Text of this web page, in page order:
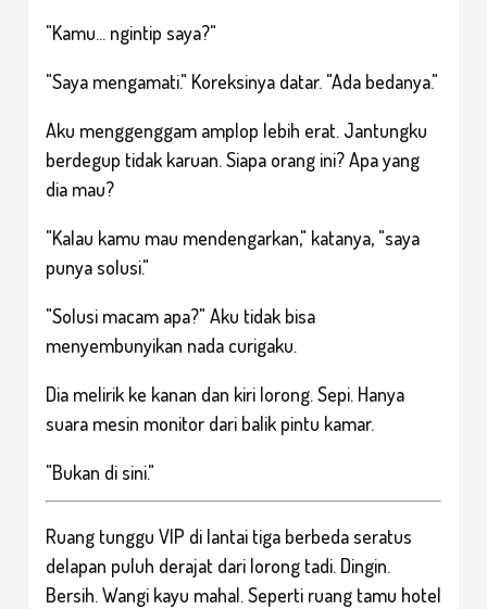
"Kamu... ngintip saya?"
"Saya mengamati." Koreksinya datar. "Ada bedanya."
Aku menggenggam amplop lebih erat. Jantungku
berdegup tidak karuan. Siapa orang ini? Apa yang
dia mau?
"Kalau kamu mau mendengarkan," katanya, "saya
punya solusi."
"Solusi macam apa?" Aku tidak bisa
menyembunyikan nada curigaku.
Dia melirik ke kanan dan kiri lorong. Sepi. Hanya
suara mesin monitor dari balik pintu kamar.
"Bukan di sini."
Ruang tunggu VIP di lantai tiga berbeda seratus
delapan puluh derajat dari lorong tadi. Dingin.
Bersih. Wangi kayu mahal. Seperti ruang tamu hotel